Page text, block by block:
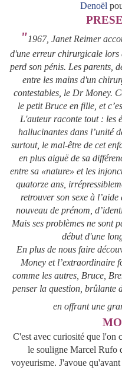
Denoël
"1967, Janet Reimer
d'une erreur chirurgicale lors
perd son pénis. Les parents,
entre les mains d'un
contestables, le Dr Money.
le petit Bruce en fille, et
L'auteur raconte tout : les
hallucinantes dans l’unité
surtout, le mal-être de cet
en plus aiguë de sa
entre sa «nature» et les
quatorze ans,
retrouver son sexe à
nouveau de prénom,
Mais ses problèmes ne sont
début d'une
En plus de nous faire
Money et l’extraordinaire
comme les autres, Bruce,
penser la question, brûlante
en offrant une
C'est avec curiosité que l'on
le souligne Marcel Rufo
voyeurisme. J'avoue